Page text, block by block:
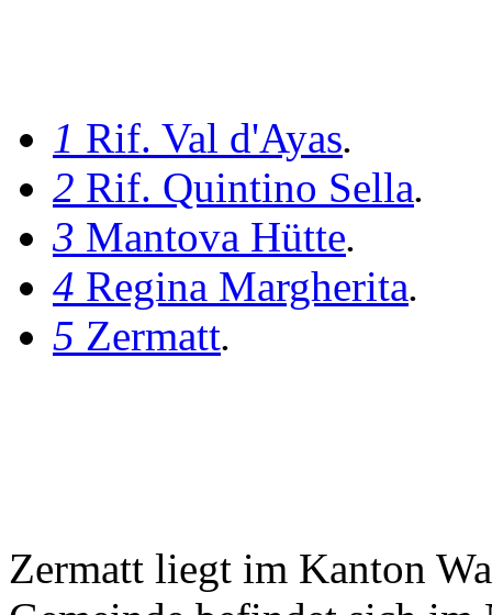
1 Rif. Val d'Ayas.
2 Rif. Quintino Sella.
3 Mantova Hütte.
4 Regina Margherita.
5 Zermatt.
Zermatt liegt im Kanton